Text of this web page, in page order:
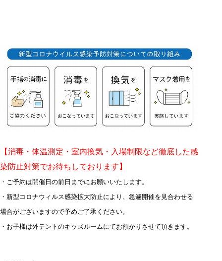
【消毒・体温測定・室内換気・入場制限など徹底した感
染防止対策でお待ちしております】
・ご予約は開催日の前日までにお願いいたします。
・新型コロナウィルス感染拡大防止により、急遽開催を見合わせる
場合がございますので予めご了承ください。
・お子様は外テントのキッズルームにてお預かりさせて頂きます。